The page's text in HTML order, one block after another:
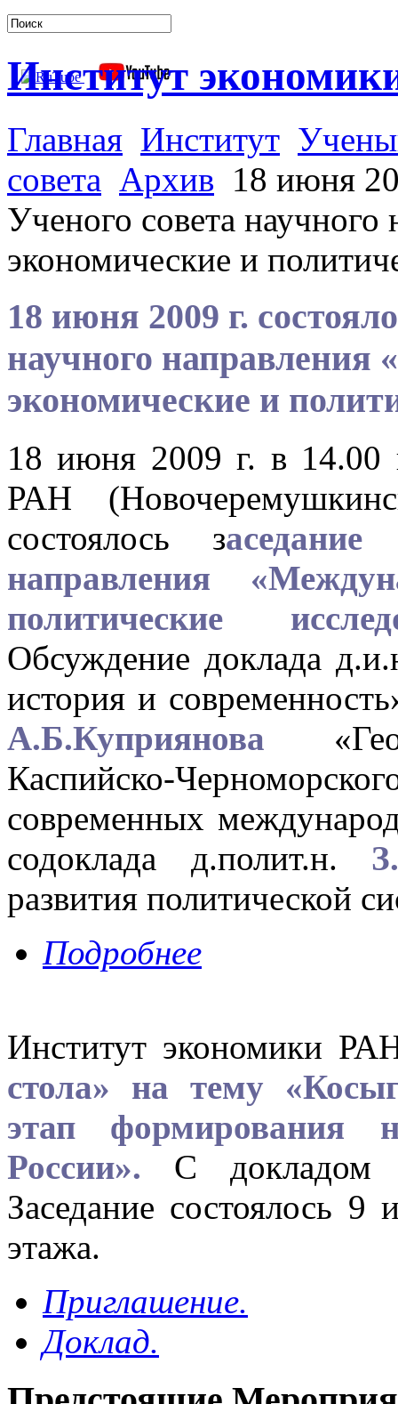
Институт
Главная Институт
совета Архив 18 июня
Ученого совета
экономические и
18 июня 2009 г.
научного
экономические и
18 июня 2009 г. в
РАН
состоялось з
направления
политические
Обсуждение доклада
история и
А.Б.Куприянова
Каспийско-
современных
содоклада д.полит.н.
развития политической
Подробнее
Институт экономики
стола» на тему
этап
России». C докладом
Заседание
этажа.
Приглашение.
Доклад.